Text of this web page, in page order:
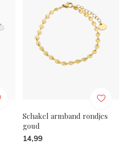
Schakel armband rondjes
goud
14,99